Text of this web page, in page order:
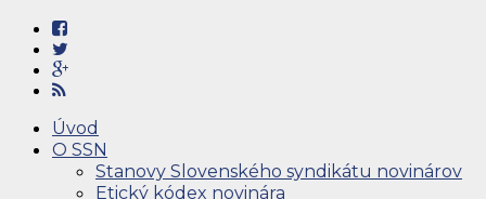
Úvod
O SSN
Stanovy Slovenského syndikátu novinárov
Etický kódex novinára